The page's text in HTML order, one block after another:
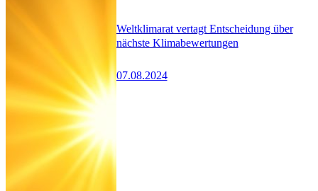
Weltklimarat vertagt Entscheidung über
nächste Klimabewertungen
07.08.2024